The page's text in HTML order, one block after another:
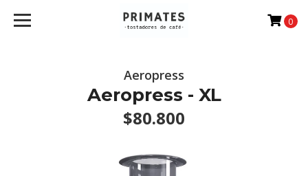
0
Aeropress
Aeropress - XL
$80.800